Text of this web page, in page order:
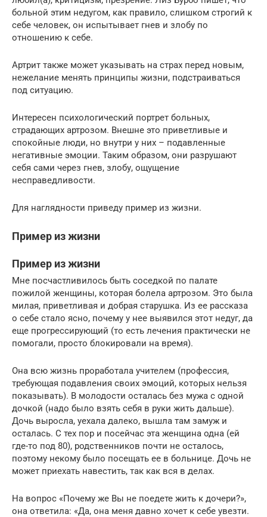
больной этим недугом, как правило, слишком строгий к
себе человек, он испытывает гнев и злобу по
отношению к себе.
Артрит также может указывать на страх перед новым,
нежелание менять принципы жизни, подстраиваться
под ситуацию.
Интересен психологический портрет больных,
страдающих артрозом. Внешне это приветливые и
спокойные люди, но внутри у них – подавленные
негативные эмоции. Таким образом, они разрушают
себя сами через гнев, злобу, ощущение
несправедливости.
Для наглядности приведу пример из жизни.
Пример из жизни
Пример из жизни
Мне посчастливилось быть соседкой по палате
пожилой женщины, которая болела артрозом. Это была
милая, приветливая и добрая старушка. Из ее рассказа
о себе стало ясно, почему у нее выявился этот недуг, да
еще прогрессирующий (то есть лечения практически не
помогали, просто блокировали на время).
Она всю жизнь проработала учителем (профессия,
требующая подавления своих эмоций, которых нельзя
показывать). В молодости осталась без мужа с одной
дочкой (надо было взять себя в руки жить дальше).
Дочь выросла, уехала далеко, вышла там замуж и
осталась. С тех пор и посейчас эта женщина одна (ей
где-то под 80), родственников почти не осталось,
поэтому некому было посещать ее в больнице. Дочь не
может приехать навестить, так как вся в делах.
На вопрос «Почему же Вы не поедете жить к дочери?»,
она ответила: «Да, она меня давно хочет к себе увезти.